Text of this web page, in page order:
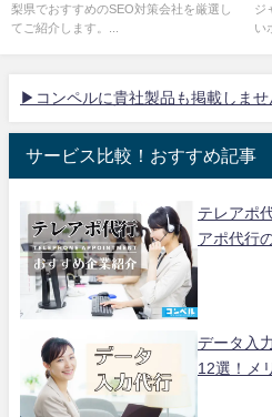
梨県でおすすめのSEO対策会社を厳選し
てご紹介します。...
ジ
い
▶コンペルに貴社製品も掲載しませ
サービス比較！おすすめ記事
テレアポ
アポ代行
データ入
12選！メ